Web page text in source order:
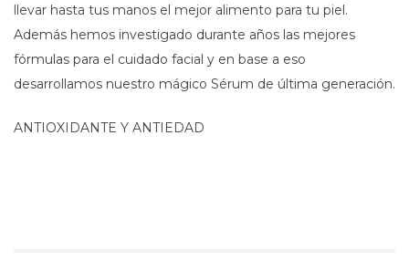
llevar hasta tus manos el mejor alimento para tu piel.
Además hemos investigado durante años las mejores
fórmulas para el cuidado facial y en base a eso
desarrollamos nuestro mágico Sérum de última generación.
ANTIOXIDANTE Y ANTIEDAD